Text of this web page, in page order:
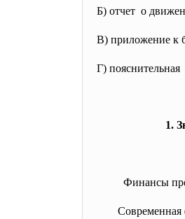
Б) отчет о
В) приложение к
Г)
1.
Финансы
Современная